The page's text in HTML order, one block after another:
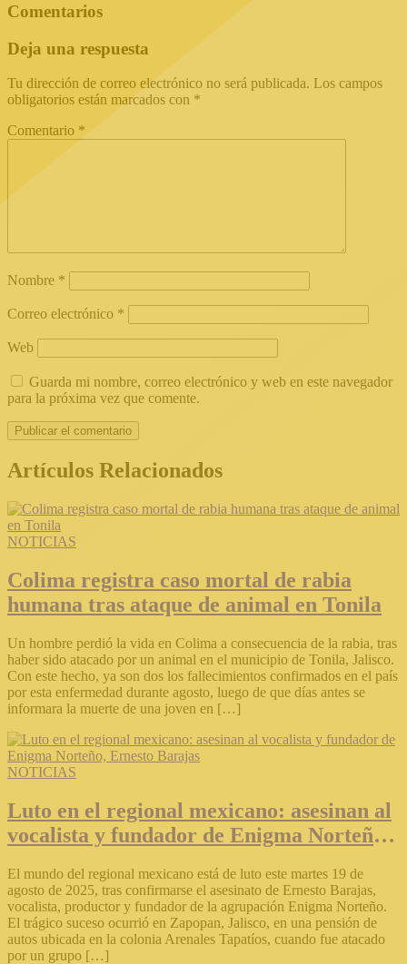
Comentarios
Deja una respuesta
Tu dirección de correo electrónico no será publicada. Los campos
obligatorios están marcados con *
Comentario *
Nombre *
Correo electrónico *
Web
Guarda mi nombre, correo electrónico y web en este navegador
para la próxima vez que comente.
Artículos Relacionados
NOTICIAS
Colima registra caso mortal de rabia
humana tras ataque de animal en Tonila
Un hombre perdió la vida en Colima a consecuencia de la rabia, tras
haber sido atacado por un animal en el municipio de Tonila, Jalisco.
Con este hecho, ya son dos los fallecimientos confirmados en el país
por esta enfermedad durante agosto, luego de que días antes se
informara la muerte de una joven en […]
NOTICIAS
Luto en el regional mexicano: asesinan al
vocalista y fundador de Enigma Norteño,
El mundo del regional mexicano está de luto este martes 19 de
agosto de 2025, tras confirmarse el asesinato de Ernesto Barajas,
vocalista, productor y fundador de la agrupación Enigma Norteño.
El trágico suceso ocurrió en Zapopan, Jalisco, en una pensión de
autos ubicada en la colonia Arenales Tapatíos, cuando fue atacado
por un grupo […]